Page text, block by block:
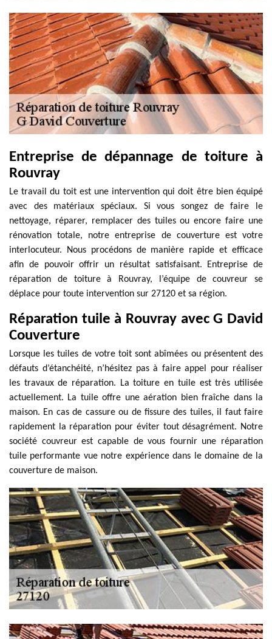
Entreprise de dépannage de toiture à
Rouvray
Le travail du toit est une intervention qui doit être bien équipé
avec des matériaux spéciaux. Si vous songez de faire le
nettoyage, réparer, remplacer des tuiles ou encore faire une
rénovation totale, notre entreprise de couverture est votre
interlocuteur. Nous procédons de manière rapide et efficace
afin de pouvoir offrir un résultat satisfaisant. Entreprise de
réparation de toiture à Rouvray, l’équipe de couvreur se
déplace pour toute intervention sur 27120 et sa région.
Réparation tuile à Rouvray avec G David
Couverture
Lorsque les tuiles de votre toit sont abîmées ou présentent des
défauts d’étanchéité, n’hésitez pas à faire appel pour réaliser
les travaux de réparation. La toiture en tuile est très utilisée
actuellement. La tuile offre une aération bien fraîche dans la
maison. En cas de cassure ou de fissure des tuiles, il faut faire
rapidement la réparation pour éviter tout désagrément. Notre
société couvreur est capable de vous fournir une réparation
tuile performante vue notre expérience dans le domaine de la
couverture de maison.